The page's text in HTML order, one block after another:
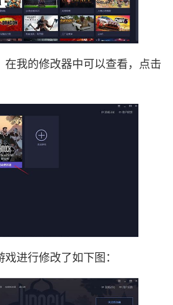
在我的修改器中可以查看，点击
进行修改了如下图：